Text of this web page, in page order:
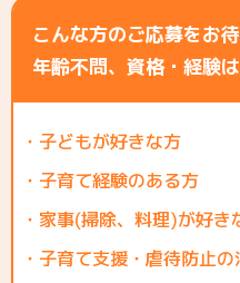
こんな方のご応募をお
年齢不問、資格・経験は
・子どもが好きな方
・子育て経験のある方
・家事(掃除、料理)が好き
・子育て支援・虐待防止